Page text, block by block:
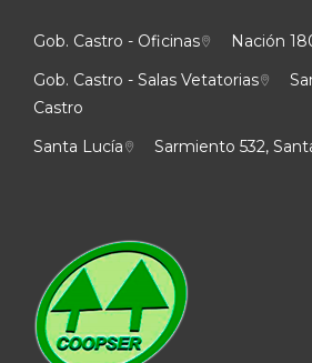
Gob. Castro - Oficinas
Nación
Gob. Castro - Salas Vetatorias
Castro
Santa Lucía
Sarmiento 532,